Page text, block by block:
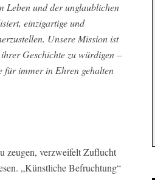
Leben und der unglaublichen
einzigartige und
Unsere Mission ist
Geschichte zu würdigen –
für immer in Ehren gehalten
zeugen, verzweifelt Zuflucht
„Künstliche Befruchtung“